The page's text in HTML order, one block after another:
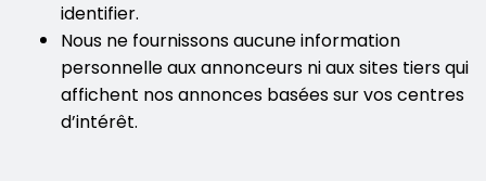
identifier.
Nous ne fournissons aucune information
personnelle aux annonceurs ni aux sites tiers qui
affichent nos annonces basées sur vos centres
d’intérêt.